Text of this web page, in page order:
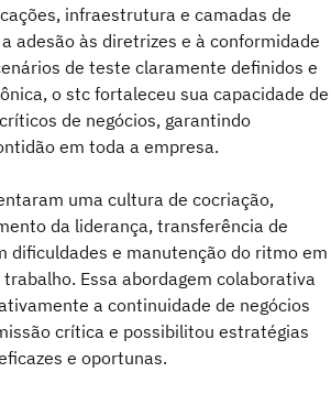
infraestrutura e camadas de
adesão às diretrizes e à conformidade
de teste claramente definidos e
o stc fortaleceu sua capacidade de
de negócios, garantindo
em toda a empresa.
uma cultura de cocriação,
da liderança, transferência de
dificuldades e manutenção do ritmo em
Essa abordagem colaborativa
a continuidade de negócios
crítica e possibilitou estratégias
e oportunas.